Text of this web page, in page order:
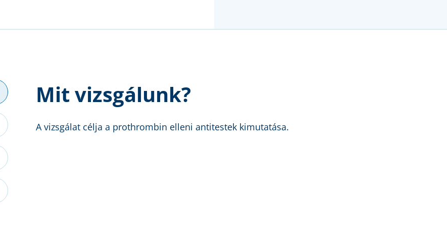
Mit vizsgálunk?
A vizsgálat célja a prothrombin elleni antitestek kimutatása.